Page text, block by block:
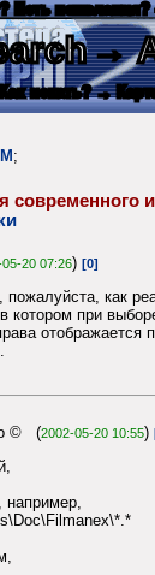
Есть
→
искать? →
;
современного
20 07:26) [0]
пожалуйста, как
котором при
отображается
© (2002-05-20 10:55)
например,